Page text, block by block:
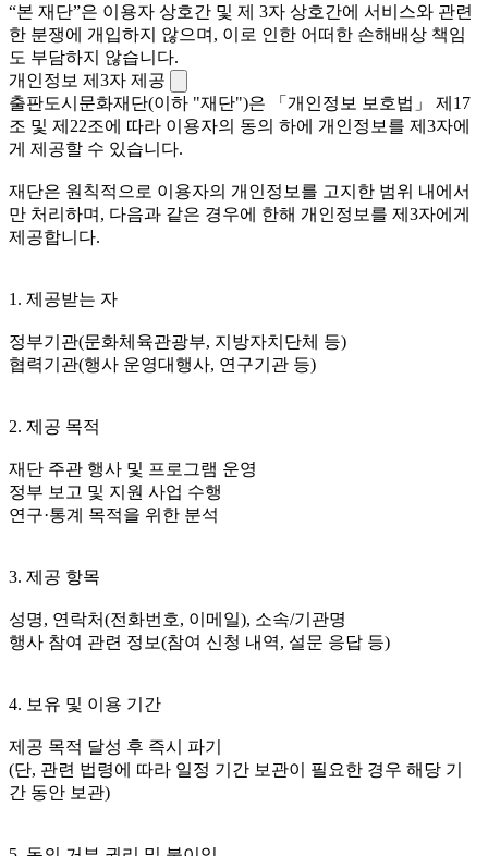
“본 재단”은 이용자 상호간 및 제 3자 상호간에 서비스와 관련
한 분쟁에 개입하지 않으며, 이로 인한 어떠한 손해배상 책임
도 부담하지 않습니다.
개인정보 제3자 제공
출판도시문화재단(이하 "재단")은 「개인정보 보호법」 제17
조 및 제22조에 따라 이용자의 동의 하에 개인정보를 제3자에
게 제공할 수 있습니다.
재단은 원칙적으로 이용자의 개인정보를 고지한 범위 내에서
만 처리하며, 다음과 같은 경우에 한해 개인정보를 제3자에게
제공합니다.
1. 제공받는 자
정부기관(문화체육관광부, 지방자치단체 등)
협력기관(행사 운영대행사, 연구기관 등)
2. 제공 목적
재단 주관 행사 및 프로그램 운영
정부 보고 및 지원 사업 수행
연구·통계 목적을 위한 분석
3. 제공 항목
성명, 연락처(전화번호, 이메일), 소속/기관명
행사 참여 관련 정보(참여 신청 내역, 설문 응답 등)
4. 보유 및 이용 기간
제공 목적 달성 후 즉시 파기
(단, 관련 법령에 따라 일정 기간 보관이 필요한 경우 해당 기
간 동안 보관)